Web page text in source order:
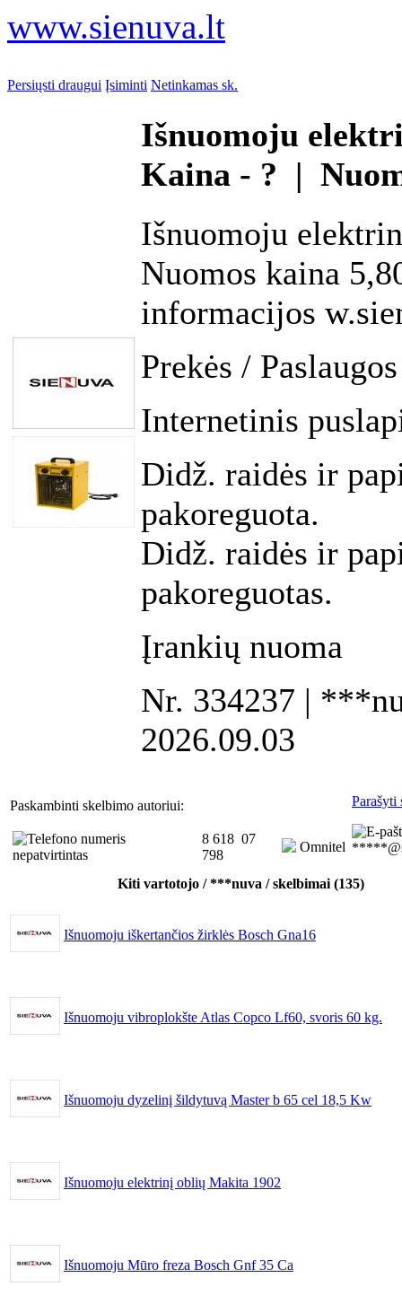
www.sienuva.lt
Persiųsti draugui Įsiminti Netinkamas sk.
Išnuomoju
Kaina - ? |
Išnuomoju
Nuomos kaina
informacijos
Prekės /
Internetinis
Didž. raidės ir
pakoreguota.
Didž. raidės ir
pakoreguotas.
Įrankių nuoma
Nr. 334237 |
2026.09.03
Paskambinti skelbimo autoriui:
8 618 07
798
Omnitel
Parašyti
Kiti vartotojo / ***nuva / skelbimai (135)
Išnuomoju iškertančios žirklės Bosch Gna16
Išnuomoju vibroplokšte Atlas Copco Lf60, svoris 60 kg.
Išnuomoju dyzelinį šildytuvą Master b 65 cel 18,5 Kw
Išnuomoju elektrinį oblių Makita 1902
Išnuomoju Mūro freza Bosch Gnf 35 Ca